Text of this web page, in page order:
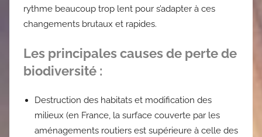
rythme beaucoup trop lent pour s’adapter à ces
changements brutaux et rapides.
Les principales causes de perte de
biodiversité :
Destruction des habitats et modification des
milieux (en France, la surface couverte par les
aménagements routiers est supérieure à celle des